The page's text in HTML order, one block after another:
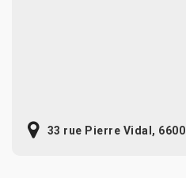
33 rue Pierre Vidal,